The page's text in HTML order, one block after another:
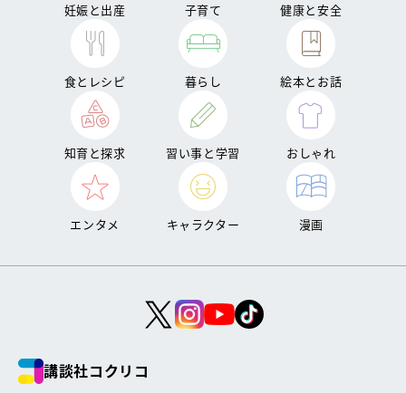
妊娠と出産 子育て 健康と安全
食とレシピ 暮らし 絵本とお話
知育と探求 習い事と学習 おしゃれ
エンタメ キャラクター 漫画
講談社コクリコ